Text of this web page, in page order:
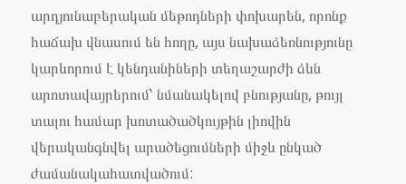
արդյունաբերական մեթոդների փոխարեն, որոնք
հաճախ վնասում են հողը, այս նախաձեռնությունը
կարևորում է կենդանիների տեղաշարժի ձևն
արոտավայրերում՝ նմանակելով բնությանը, թույլ
տալու համար խոտածածկույթին լիովին
վերականգնվել արածեցումների միջև ընկած
ժամանակահատվածում: